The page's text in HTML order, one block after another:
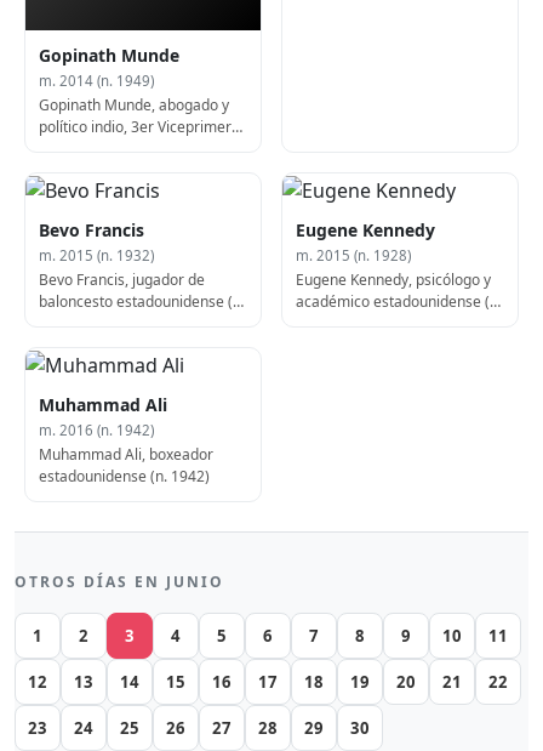
Gopinath Munde
m. 2014 (n. 1949)
Gopinath Munde, abogado y
político indio, 3er Viceprimer
Bevo Francis
m. 2015 (n. 1932)
Bevo Francis, jugador de
baloncesto estadounidense (n.
Eugene Kennedy
m. 2015 (n. 1928)
Eugene Kennedy, psicólogo y
académico estadounidense (n.
Muhammad Ali
m. 2016 (n. 1942)
Muhammad Ali, boxeador
estadounidense (n. 1942)
OTROS DÍAS EN JUNIO
1 2 3 4 5 6 7 8 9 10 11
12 13 14 15 16 17 18 19 20 21 22
23 24 25 26 27 28 29 30